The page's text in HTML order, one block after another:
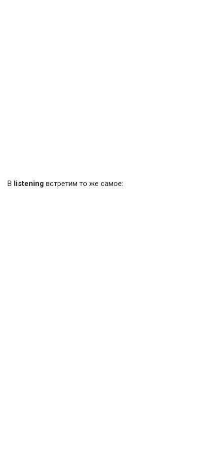
В listening встретим то же самое: